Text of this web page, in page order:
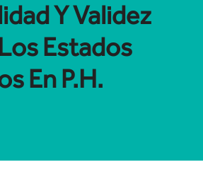
Y Validez
Estados
En P.H.